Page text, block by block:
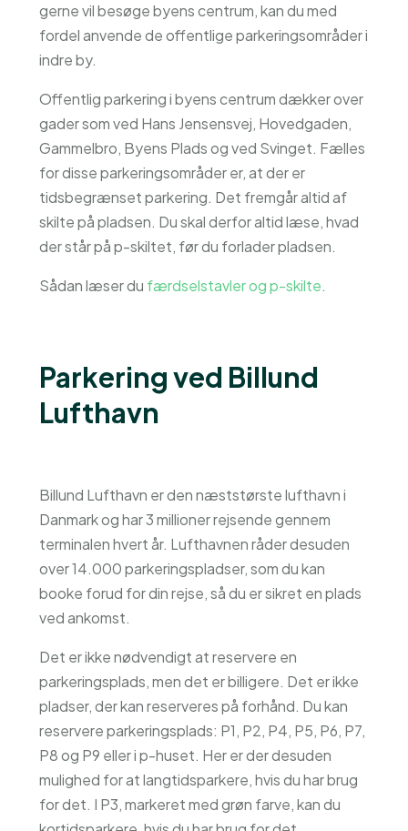
gerne vil besøge byens centrum, kan du med
fordel anvende de offentlige parkeringsområder i
indre by.
Offentlig parkering i byens centrum dækker over
gader som ved Hans Jensensvej, Hovedgaden,
Gammelbro, Byens Plads og ved Svinget. Fælles
for disse parkeringsområder er, at der er
tidsbegrænset parkering. Det fremgår altid af
skilte på pladsen. Du skal derfor altid læse, hvad
der står på p-skiltet, før du forlader pladsen.
Sådan læser du færdselstavler og p-skilte.
Parkering ved Billund
Lufthavn
Billund Lufthavn er den næststørste lufthavn i
Danmark og har 3 millioner rejsende gennem
terminalen hvert år. Lufthavnen råder desuden
over 14.000 parkeringspladser, som du kan
booke forud for din rejse, så du er sikret en plads
ved ankomst.
Det er ikke nødvendigt at reservere en
parkeringsplads, men det er billigere. Det er ikke
pladser, der kan reserveres på forhånd. Du kan
reservere parkeringsplads: P1, P2, P4, P5, P6, P7,
P8 og P9 eller i p-huset. Her er der desuden
mulighed for at langtidsparkere, hvis du har brug
for det. I P3, markeret med grøn farve, kan du